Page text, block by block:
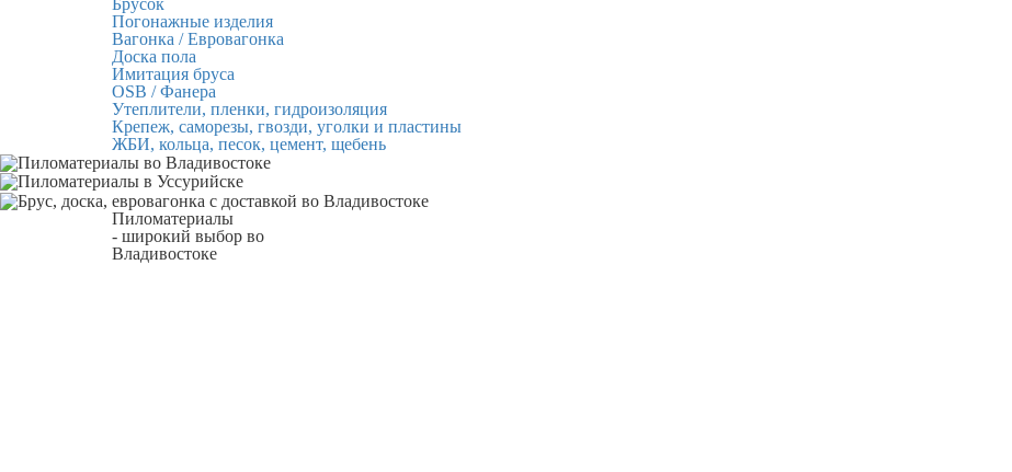
Погонажные изделия
Вагонка / Евровагонка
Доска пола
Имитация бруса
OSB / Фанера
Утеплители, пленки, гидроизоляция
Крепеж, саморезы, гвозди, уголки и пластины
ЖБИ, кольца, песок, цемент, щебень
Пиломатериалы
- широкий выбор во
Владивостоке